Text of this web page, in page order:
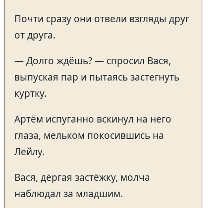
Почти сразу они отвели взгляды друг
от друга.
— Долго ждёшь? — спросил Вася,
выпуская пар и пытаясь застегнуть
куртку.
Артём испуганно вскинул на него
глаза, мельком покосившись на
Лейлу.
Вася, дёргая застёжку, молча
наблюдал за младшим.